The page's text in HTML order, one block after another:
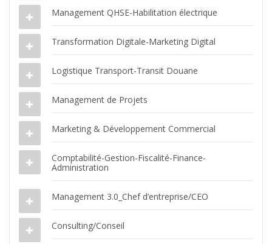
Management QHSE-Habilitation électrique
Transformation Digitale-Marketing Digital
Logistique Transport-Transit Douane
Management de Projets
Marketing & Développement Commercial
Comptabilité-Gestion-Fiscalité-Finance-
Administration
Management 3.0_Chef d’entreprise/CEO
Consulting/Conseil